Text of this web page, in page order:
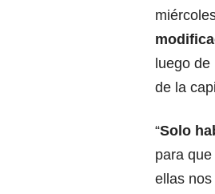
luego
de la
“Solo
para
ellas